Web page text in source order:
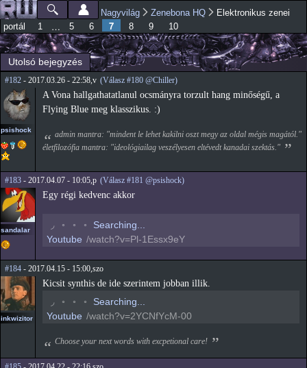
Ugrás a
tartalomra
Főmenü
Jelenlegi hely
Nagyvilág Zenebona HQ
Elektronikus zenei
portál
1 … 5 6 7 8 9 10
Utolsó bejegyzés
#182 - 2017.03.26 - 22:58,v (Válasz #180 @Chiller)
psishock
A Vona hallgathatatlanul ocsmányra torzult hang minőségű, a
Flying Blue meg klasszikus. :)
admin mantra: "mindent le lehet kakilni oszt megy az oldal mégis magától."
életfilozófia mantra: "ideológiailag veszélyesen eltévedt kanadai szektás."
#183 - 2017.04.07 - 10:05,p (Válasz #181 @psishock)
sandalar
Egy régi kedvenc akkor
◟ ◦ ◦ ◦
Searching...
Youtube /watch?v=Pl-1Essx9eY
#184 - 2017.04.15 - 15:00,szo
inkwizitor
Kicsit synthis de ide szerintem jobban illik.
◟ ◦ ◦ ◦
Searching...
Youtube /watch?v=2YCNfYcM-00
Choose your next words with excpetional care!